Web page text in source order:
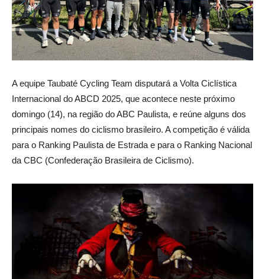
A equipe Taubaté Cycling Team disputará a Volta Ciclística
Internacional do ABCD 2025, que acontece neste próximo
domingo (14), na região do ABC Paulista, e reúne alguns dos
principais nomes do ciclismo brasileiro. A competição é válida
para o Ranking Paulista de Estrada e para o Ranking Nacional
da CBC (Confederação Brasileira de Ciclismo).